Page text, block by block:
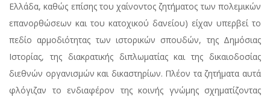
Ελλάδα, καθώς επίσης του χαίνοντος ζητήματος των πολεμικών
επανορθώσεων και του κατοχικού δανείου) είχαν υπερβεί το
πεδίο αρμοδιότητας των ιστορικών σπουδών, της Δημόσιας
Ιστορίας, της διακρατικής διπλωματίας και της δικαιοδοσίας
διεθνών οργανισμών και δικαστηρίων. Πλέον τα ζητήματα αυτά
φλόγιζαν το ενδιαφέρον της κοινής γνώμης σχηματίζοντας